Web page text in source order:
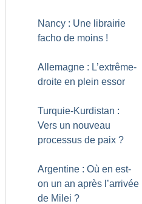
Nancy : Une librairie
facho de moins !
Allemagne : L’extrême-
droite en plein essor
Turquie-Kurdistan :
Vers un nouveau
processus de paix ?
Argentine : Où en est-
on un an après l’arrivée
de Milei ?